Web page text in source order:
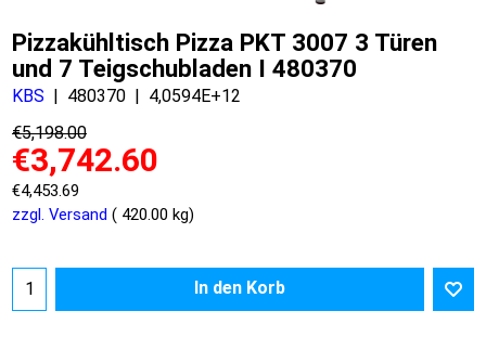
Pizzakühltisch Pizza PKT 3007 3 Türen
und 7 Teigschubladen I 480370
KBS 480370
4,0594E+12
€5,198.00
€3,742.60
€4,453.69
zzgl. Versand
420.00 kg
In den Korb